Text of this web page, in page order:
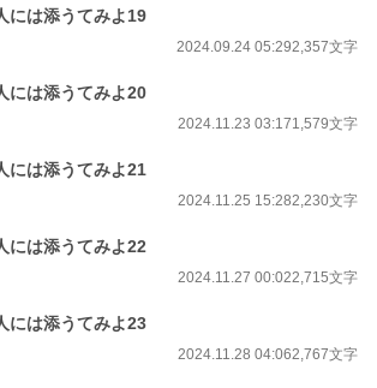
には添うてみよ19
2024.09.24 05:292,357文字
には添うてみよ20
2024.11.23 03:171,579文字
には添うてみよ21
2024.11.25 15:282,230文字
には添うてみよ22
2024.11.27 00:022,715文字
には添うてみよ23
2024.11.28 04:062,767文字